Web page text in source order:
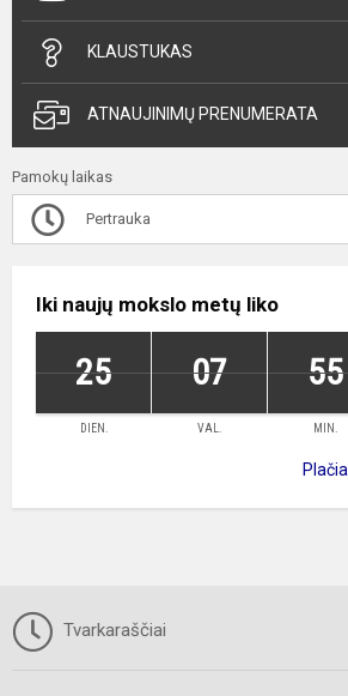
KLAUSTUKAS
ATNAUJINIMŲ PRENUMERATA
Pamokų laikas
Pertrauka
Iki naujų mokslo metų liko
25 07 55
DIEN. VAL. MIN.
Tvarkaraščiai